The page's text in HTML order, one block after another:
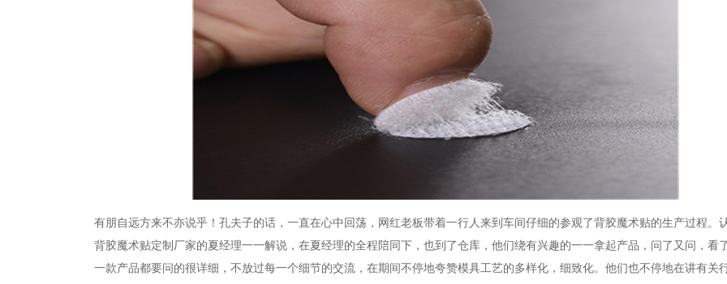
有朋自远方来不亦说乎！孔夫子的话，一直在心中回荡，网红老板带着一行人来到车间仔细的参观了背胶魔术贴的生产过程。
背胶魔术贴定制厂家的夏经理一一解说，在夏经理的全程陪同下，也到了仓库，他们绕有兴趣的一一拿起产品，问了又问，看
一款产品都要问的很详细，不放过每一个细节的交流，在期间不停地夸赞模具工艺的多样化，细致化。他们也不停地在讲有关